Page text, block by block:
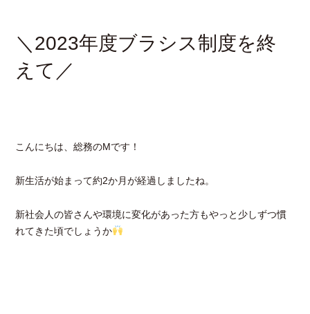
＼2023年度ブラシス制度を終
えて／
こんにちは、総務のMです！
新生活が始まって約2か月が経過しましたね。
新社会人の皆さんや環境に変化があった方もやっと少しずつ慣
れてきた頃でしょうか